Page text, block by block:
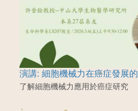
演講: 細胞機械力在癌症發展
了解細胞機械力應用於癌症研究